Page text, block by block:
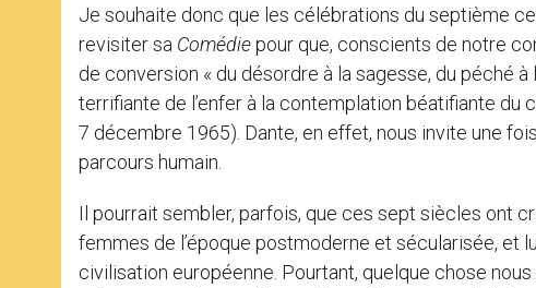
Je souhaite donc que les célébrations du septième
revisiter sa Comédiepour que, conscients de notre
de conversion « du désordre à la sagesse, du péché
terrifiante de l’enfer à la contemplation béatifiante du
7 décembre 1965). Dante, en effet, nous invite une
parcours humain.
Il pourrait sembler, parfois, que ces sept siècles ont
femmes de l’époque postmoderne et sécularisée, et
civilisation européenne. Pourtant, quelque chose